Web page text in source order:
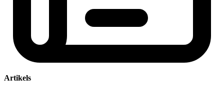
Artikels